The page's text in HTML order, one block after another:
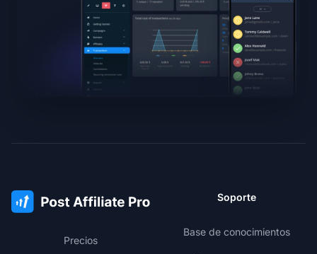
Precios
Soporte
Base de conocimientos